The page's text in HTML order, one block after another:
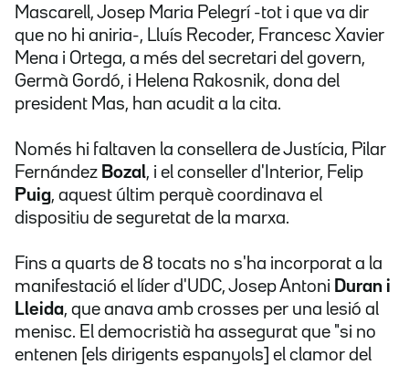
Mascarell, Josep Maria Pelegrí -tot i que va dir
que no hi aniria-, Lluís Recoder, Francesc Xavier
Mena i Ortega, a més del secretari del govern,
Germà Gordó, i Helena Rakosnik, dona del
president Mas, han acudit a la cita.
Només hi faltaven la consellera de Justícia, Pilar
Fernández Bozal, i el conseller d'Interior, Felip
Puig, aquest últim perquè coordinava el
dispositiu de seguretat de la marxa.
Fins a quarts de 8 tocats no s'ha incorporat a la
manifestació el líder d'UDC, Josep Antoni Duran i
Lleida, que anava amb crosses per una lesió al
menisc. El democristià ha assegurat que "si no
entenen [els dirigents espanyols] el clamor del